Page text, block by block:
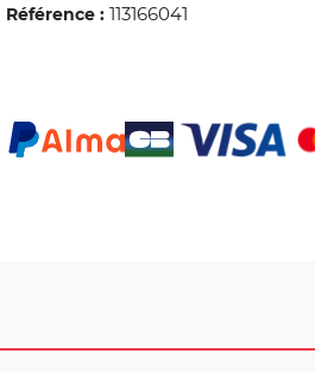
Référence : 113166041